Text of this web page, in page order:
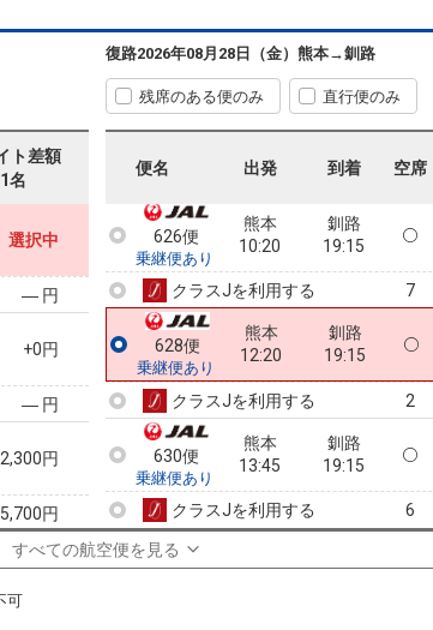
ト差額
名
選択中
― 円
+0円
― 円
円
円
円
復路2026年08月28日（金） 熊本→釧路
残席のある便のみ 直行便のみ
便名 出発 到着 空席
07:35
13:55
624便
熊本
08:40
釧路
13:55
クラスJを利用する 3
626便
乗継便あり
熊本
10:20
釧路
19:15
クラスJを利用する 7
628便
乗継便あり
熊本
12:20
釧路
19:15
クラスJを利用する 2
630便
乗継便あり
熊本
13:45
釧路
19:15
クラスJを利用する 6
すべての航空便を見る
可